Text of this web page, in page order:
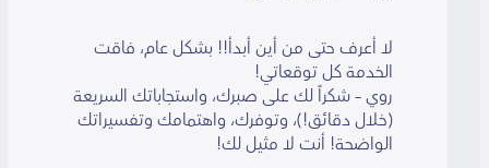
لا أعرف حتى من أين أبدأ!! بشكل عام، فاقت
الخدمة كل توقعاتي!
روي – شكراً لك على صبرك، واستجاباتك السريعة
(خلال دقائق!)، وتوفرك، واهتمامك وتفسيراتك
الواضحة! أنت لا مثيل لك!